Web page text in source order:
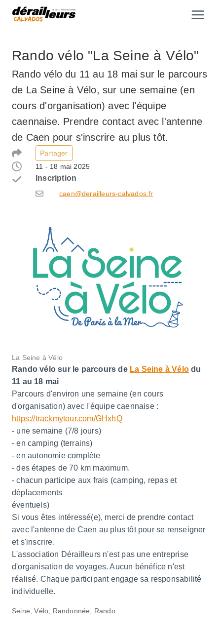
Aller
Rando vélo "La Seine à Vélo"
Rando vélo du 11 au 18 mai sur le parcours
de La Seine à Vélo, sur une semaine (en
cours d'organisation) avec l'équipe
caennaise. Prendre contact avec l'antenne
de Caen pour s'inscrire au plus tôt.
Partager
11 - 18 mai 2025
Inscription
caen@derailleurs-calvados.fr
La Seine à Vélo
Rando vélo sur le parcours de La Seine à Vélo du
11 au 18 mai
Parcours d'environ une semaine (en cours
d'organisation) avec l'équipe caennaise :
https://trackmytour.com/GHxhQ
- une semaine (7/8 jours)
- en camping (terrains)
- en autonomie complète
- des étapes de 70 km maximum.
- chacun participe aux frais (camping, repas et
déplacements
éventuels)
Si vous êtes intéressé(e), merci de prendre contact
avec l'antenne de Caen au plus tôt pour se renseigner
et s'inscrire.
L'association Dérailleurs n'est pas une entreprise
d'organisation de voyages. Aucun bénéfice n'est
réalisé. Chaque participant engage sa responsabilité
individuelle.
Seine, Vélo, Randonnée, Rando